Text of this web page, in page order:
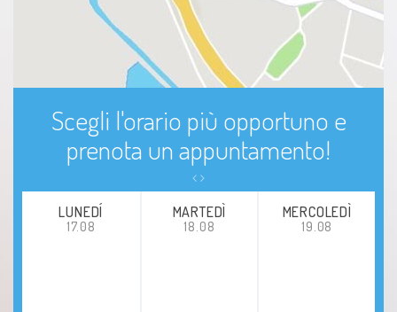
Scegli l'orario più opportuno e
prenota un appuntamento!
LUNEDÍ
17.08
MARTEDÌ
18.08
MERCOLEDÌ
19.08